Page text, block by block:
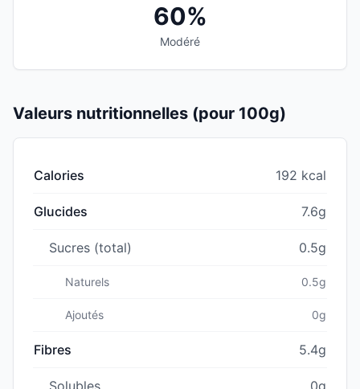
60%
Modéré
Valeurs nutritionnelles (pour 100g)
Calories 192 kcal
Glucides 7.6g
Sucres (total) 0.5g
Naturels 0.5g
Ajoutés 0g
Fibres 5.4g
Solubles 0g